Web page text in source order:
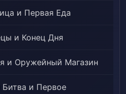
Gap,
и Первая Еда
и Конец Дня
и Оружейный Магазин
Битва и Первое